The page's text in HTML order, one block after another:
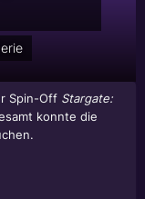
Spin-Off Stargate:
konnte die